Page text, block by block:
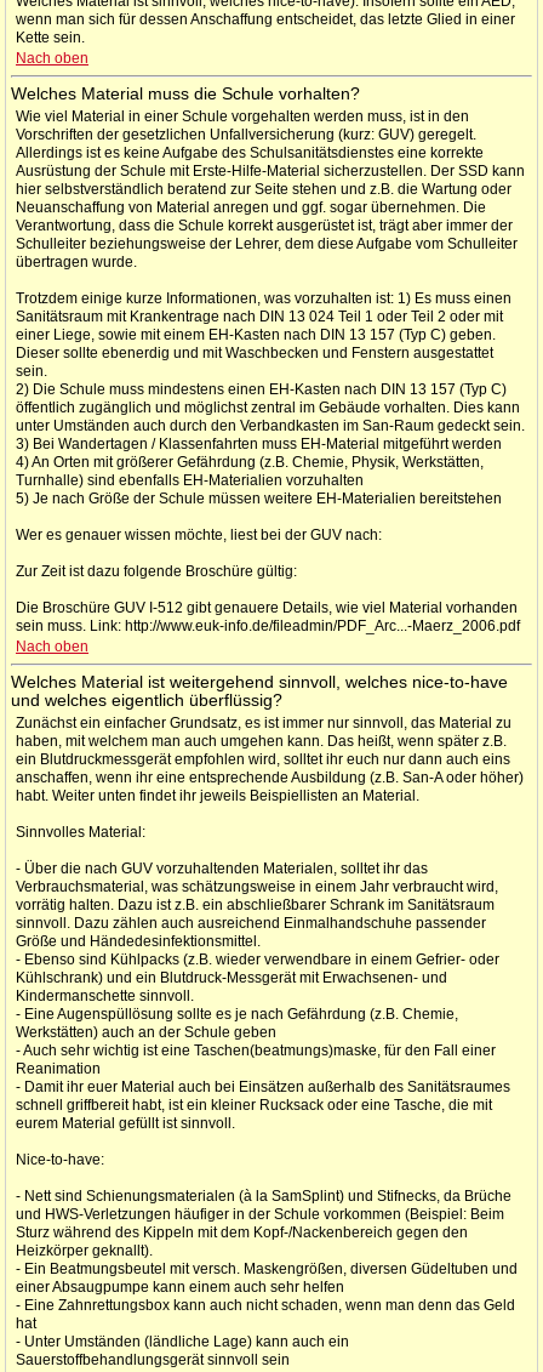
wenn man sich für dessen Anschaffung entscheidet, das letzte Glied in einer
Kette sein.
Nach oben
Welches Material muss die Schule vorhalten?
Wie viel Material in einer Schule vorgehalten werden muss, ist in den
Vorschriften der gesetzlichen Unfallversicherung (kurz: GUV) geregelt.
Allerdings ist es keine Aufgabe des Schulsanitätsdienstes eine korrekte
Ausrüstung der Schule mit Erste-Hilfe-Material sicherzustellen. Der SSD kann
hier selbstverständlich beratend zur Seite stehen und z.B. die Wartung oder
Neuanschaffung von Material anregen und ggf. sogar übernehmen. Die
Verantwortung, dass die Schule korrekt ausgerüstet ist, trägt aber immer der
Schulleiter beziehungsweise der Lehrer, dem diese Aufgabe vom Schulleiter
übertragen wurde.
Trotzdem einige kurze Informationen, was vorzuhalten ist: 1) Es muss einen
Sanitätsraum mit Krankentrage nach DIN 13 024 Teil 1 oder Teil 2 oder mit
einer Liege, sowie mit einem EH-Kasten nach DIN 13 157 (Typ C) geben.
Dieser sollte ebenerdig und mit Waschbecken und Fenstern ausgestattet
sein.
2) Die Schule muss mindestens einen EH-Kasten nach DIN 13 157 (Typ C)
öffentlich zugänglich und möglichst zentral im Gebäude vorhalten. Dies kann
unter Umständen auch durch den Verbandkasten im San-Raum gedeckt sein.
3) Bei Wandertagen / Klassenfahrten muss EH-Material mitgeführt werden
4) An Orten mit größerer Gefährdung (z.B. Chemie, Physik, Werkstätten,
Turnhalle) sind ebenfalls EH-Materialien vorzuhalten
5) Je nach Größe der Schule müssen weitere EH-Materialien bereitstehen
Wer es genauer wissen möchte, liest bei der GUV nach:
Zur Zeit ist dazu folgende Broschüre gültig:
Die Broschüre GUV I-512 gibt genauere Details, wie viel Material vorhanden
sein muss. Link: http://www.euk-info.de/fileadmin/PDF_Arc...-Maerz_2006.pdf
Nach oben
Welches Material ist weitergehend sinnvoll, welches nice-to-have
und welches eigentlich überflüssig?
Zunächst ein einfacher Grundsatz, es ist immer nur sinnvoll, das Material zu
haben, mit welchem man auch umgehen kann. Das heißt, wenn später z.B.
ein Blutdruckmessgerät empfohlen wird, solltet ihr euch nur dann auch eins
anschaffen, wenn ihr eine entsprechende Ausbildung (z.B. San-A oder höher)
habt. Weiter unten findet ihr jeweils Beispiellisten an Material.
Sinnvolles Material:
- Über die nach GUV vorzuhaltenden Materialen, solltet ihr das
Verbrauchsmaterial, was schätzungsweise in einem Jahr verbraucht wird,
vorrätig halten. Dazu ist z.B. ein abschließbarer Schrank im Sanitätsraum
sinnvoll. Dazu zählen auch ausreichend Einmalhandschuhe passender
Größe und Händedesinfektionsmittel.
- Ebenso sind Kühlpacks (z.B. wieder verwendbare in einem Gefrier- oder
Kühlschrank) und ein Blutdruck-Messgerät mit Erwachsenen- und
Kindermanschette sinnvoll.
- Eine Augenspüllösung sollte es je nach Gefährdung (z.B. Chemie,
Werkstätten) auch an der Schule geben
- Auch sehr wichtig ist eine Taschen(beatmungs)maske, für den Fall einer
Reanimation
- Damit ihr euer Material auch bei Einsätzen außerhalb des Sanitätsraumes
schnell griffbereit habt, ist ein kleiner Rucksack oder eine Tasche, die mit
eurem Material gefüllt ist sinnvoll.
Nice-to-have:
- Nett sind Schienungsmaterialen (à la SamSplint) und Stifnecks, da Brüche
und HWS-Verletzungen häufiger in der Schule vorkommen (Beispiel: Beim
Sturz während des Kippeln mit dem Kopf-/Nackenbereich gegen den
Heizkörper geknallt).
- Ein Beatmungsbeutel mit versch. Maskengrößen, diversen Güdeltuben und
einer Absaugpumpe kann einem auch sehr helfen
- Eine Zahnrettungsbox kann auch nicht schaden, wenn man denn das Geld
hat
- Unter Umständen (ländliche Lage) kann auch ein
Sauerstoffbehandlungsgerät sinnvoll sein